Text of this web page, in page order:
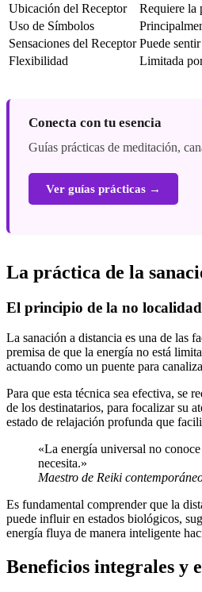
Ubicación del Receptor
Requiere la
Uso de Símbolos
Sensaciones del Receptor Puede
Flexibilidad
Limitada
Conecta con tu esencia
Guías prácticas de meditación,
Ver guías prácticas →
La práctica de la
El principio de la no
La sanación a distancia es una de las
premisa de que la energía no está
actuando como un puente para
Para que esta técnica sea efectiva, se
de los destinatarios, para focalizar su
estado de relajación profunda que
«La energía universal no
necesita.»
Maestro de Reiki
Es fundamental comprender que la
puede influir en estados biológicos,
energía fluya de manera inteligente
Beneficios integrales y